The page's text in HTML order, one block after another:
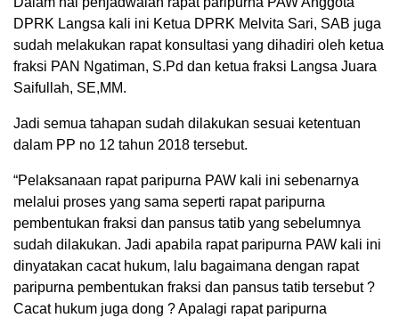
DPRK Langsa kali ini Ketua DPRK Melvita Sari, SAB juga
sudah melakukan rapat konsultasi yang dihadiri oleh ketua
fraksi PAN Ngatiman, S.Pd dan ketua fraksi Langsa Juara
Saifullah, SE,MM.
Jadi semua tahapan sudah dilakukan sesuai ketentuan
dalam PP no 12 tahun 2018 tersebut.
“Pelaksanaan rapat paripurna PAW kali ini sebenarnya
melalui proses yang sama seperti rapat paripurna
pembentukan fraksi dan pansus tatib yang sebelumnya
sudah dilakukan. Jadi apabila rapat paripurna PAW kali ini
dinyatakan cacat hukum, lalu bagaimana dengan rapat
paripurna pembentukan fraksi dan pansus tatib tersebut ?
Cacat hukum juga dong ? Apalagi rapat paripurna